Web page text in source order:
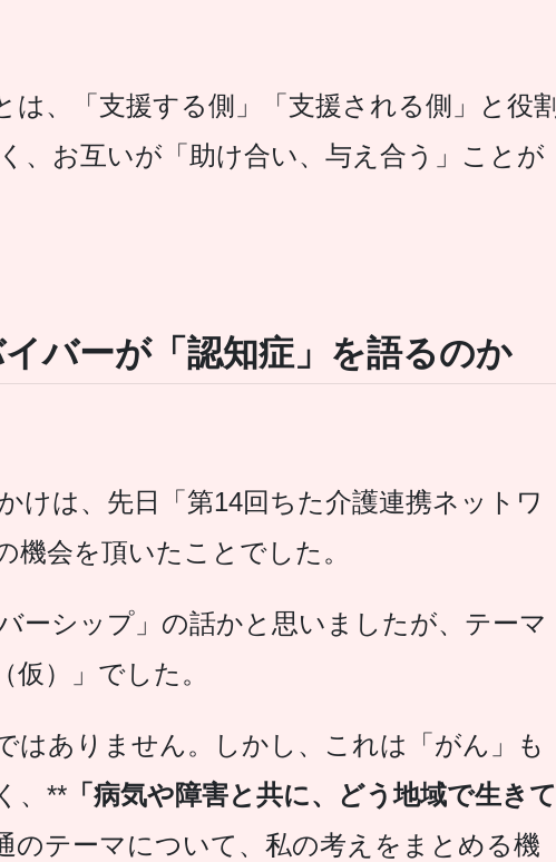
は、「支援する側」「支援される側」と役割
、お互いが「助け合い、与え合う」ことが
バーが「認知症」を語るのか
けは、先日「第14回ちた介護連携ネットワ
機会を頂いたことでした。
ーシップ」の話かと思いましたが、テーマ
仮）」でした。
はありません。しかし、これは「がん」も
、** 「病気や障害と共に、どう地域で生きて
のテーマについて、私の考えをまとめる機